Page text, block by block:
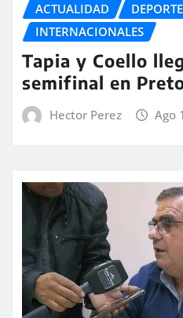
ACTUALIDAD
INTERNACIONALES
Tapia y Coello
semifinal en
Hector Perez Ago